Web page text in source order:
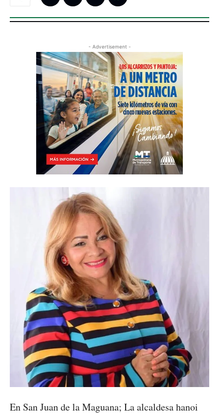
- Advertisement -
En San Juan de la Maguana; La alcaldesa hanoi